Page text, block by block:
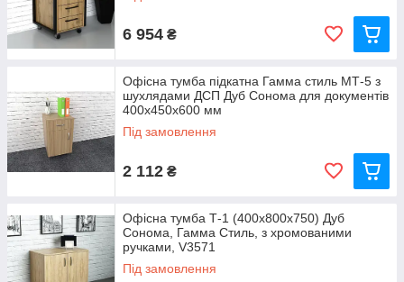
6 954 ₴
Офісна тумба підкатна Гамма стиль МТ-5 з
шухлядами ДСП Дуб Сонома для документів
400x450x600 мм
Під замовлення
2 112 ₴
Офісна тумба Т-1 (400x800x750) Дуб
Сонома, Гамма Стиль, з хромованими
ручками, V3571
Під замовлення